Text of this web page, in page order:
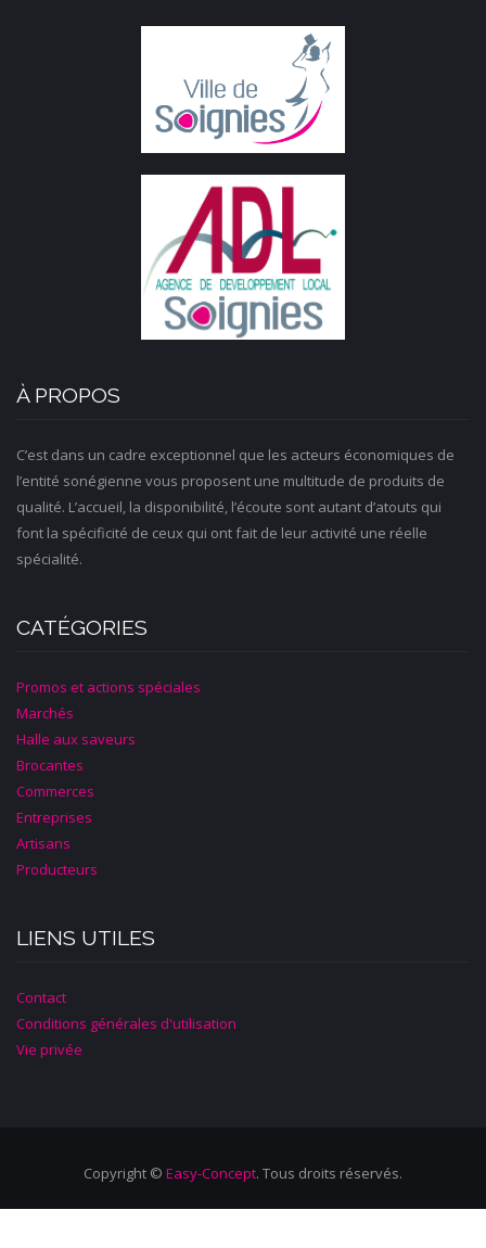
À PROPOS
C’est dans un cadre exceptionnel que les acteurs économiques de
l’entité sonégienne vous proposent une multitude de produits de
qualité. L’accueil, la disponibilité, l’écoute sont autant d’atouts qui
font la spécificité de ceux qui ont fait de leur activité une réelle
spécialité.
CATÉGORIES
Promos et actions spéciales
Marchés
Halle aux saveurs
Brocantes
Commerces
Entreprises
Artisans
Producteurs
LIENS UTILES
Contact
Conditions générales d'utilisation
Vie privée
Copyright © Easy-Concept. Tous droits réservés.